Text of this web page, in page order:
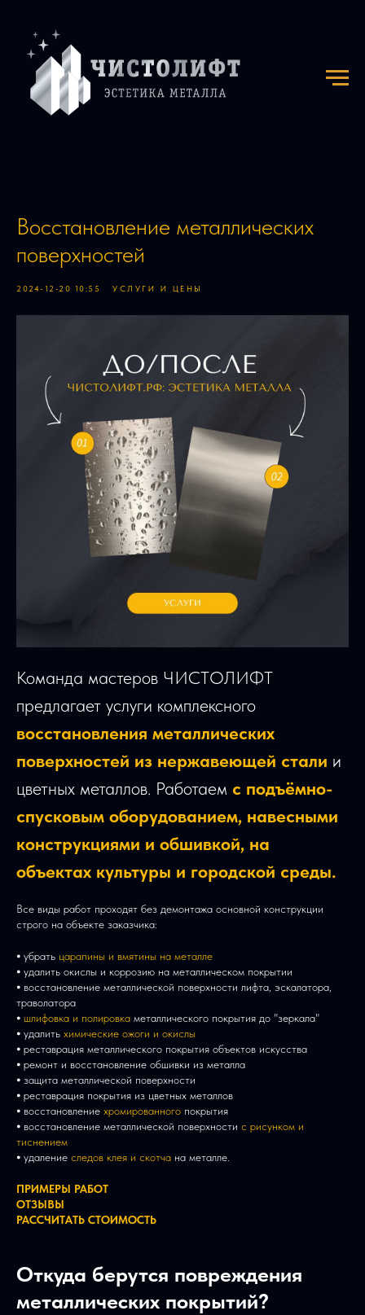
Восстановление металлических
поверхностей
2024-12-20 10:55 УСЛУГИ И ЦЕНЫ
Команда мастеров ЧИСТОЛИФТ
предлагает услуги комплексного
восстановления металлических
поверхностей из нержавеющей стали и
цветных металлов. Работаем с подъёмно-
спусковым оборудованием, навесными
конструкциями и обшивкой, на
объектах культуры и городской среды.
Все виды работ проходят без демонтажа основной конструкции
строго на объекте заказчика:
⦁ убрать царапины и вмятины на металле
⦁ удалить окислы и коррозию на металлическом покрытии
⦁ восстановление металлической поверхности лифта, эскалатора,
траволатора
⦁ шлифовка и полировка металлического покрытия до "зеркала"
⦁ удалить химические ожоги и окислы
⦁ реставрация металлического покрытия объектов искусства
⦁ ремонт и восстановление обшивки из металла
⦁ защита металлической поверхности
⦁ реставрация покрытия из цветных металлов
⦁ восстановление хромированного покрытия
⦁ восстановление металлической поверхности с рисунком и
тиснением
⦁ удаление следов клея и скотча на металле.
ПРИМЕРЫ РАБОТ
ОТЗЫВЫ
РАССЧИТАТЬ СТОИМОСТЬ
Откуда берутся повреждения
металлических покрытий?